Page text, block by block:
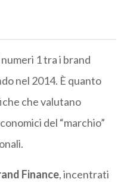
1 tra i brand
nel 2014. È quanto
che valutano
del “marchio”
Finance, incentrati